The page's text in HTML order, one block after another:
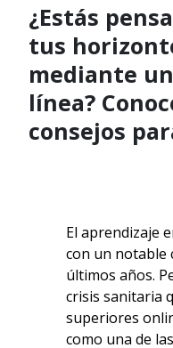
¿Estás
tus
mediante
línea?
consejos
El aprendizaje
con un notable
últimos años.
crisis sanitaria
superiores
como una de